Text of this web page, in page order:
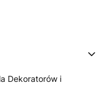
Dekoratorów i